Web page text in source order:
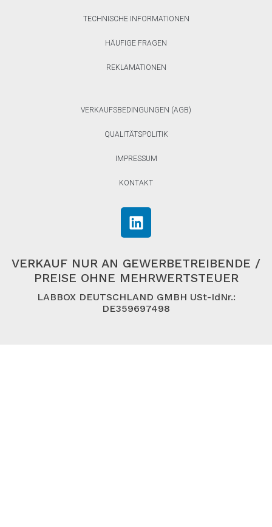
TECHNISCHE INFORMATIONEN
HÄUFIGE FRAGEN
REKLAMATIONEN
VERKAUFSBEDINGUNGEN (AGB)
QUALITÄTSPOLITIK
IMPRESSUM
KONTAKT
VERKAUF NUR AN GEWERBETREIBENDE /
PREISE OHNE MEHRWERTSTEUER
LABBOX DEUTSCHLAND GMBH USt-IdNr.:
DE359697498